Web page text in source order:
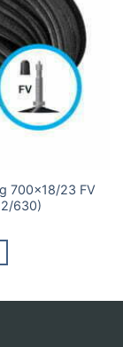
700×18/23 FV
630)